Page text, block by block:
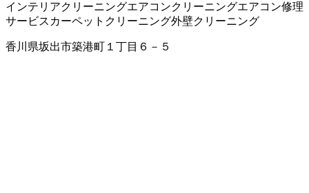
インテリアクリーニングエアコンクリーニングエアコン修理
サービス カーペットクリーニング外壁クリーニング
香川県坂出市築港町１丁目６－５